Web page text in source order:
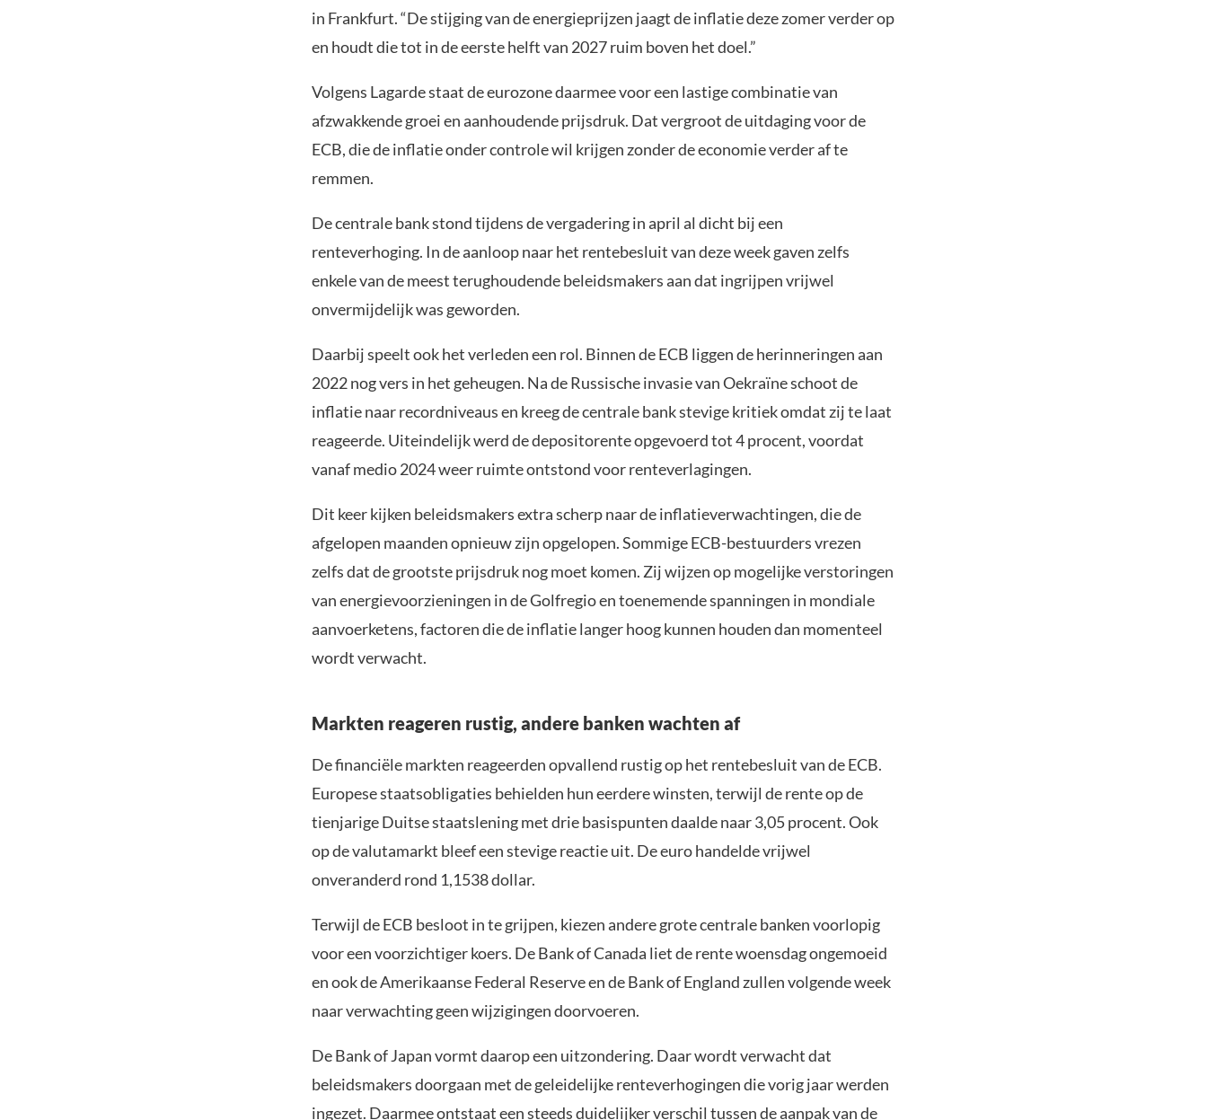
in Frankfurt. “De stijging van de energieprijzen jaagt de inflatie deze zomer verder op
en houdt die tot in de eerste helft van 2027 ruim boven het doel.”
Volgens Lagarde staat de eurozone daarmee voor een lastige combinatie van
afzwakkende groei en aanhoudende prijsdruk. Dat vergroot de uitdaging voor de
ECB, die de inflatie onder controle wil krijgen zonder de economie verder af te
remmen.
De centrale bank stond tijdens de vergadering in april al dicht bij een
renteverhoging. In de aanloop naar het rentebesluit van deze week gaven zelfs
enkele van de meest terughoudende beleidsmakers aan dat ingrijpen vrijwel
onvermijdelijk was geworden.
Daarbij speelt ook het verleden een rol. Binnen de ECB liggen de herinneringen aan
2022 nog vers in het geheugen. Na de Russische invasie van Oekraïne schoot de
inflatie naar recordniveaus en kreeg de centrale bank stevige kritiek omdat zij te laat
reageerde. Uiteindelijk werd de depositorente opgevoerd tot 4 procent, voordat
vanaf medio 2024 weer ruimte ontstond voor renteverlagingen.
Dit keer kijken beleidsmakers extra scherp naar de inflatieverwachtingen, die de
afgelopen maanden opnieuw zijn opgelopen. Sommige ECB-bestuurders vrezen
zelfs dat de grootste prijsdruk nog moet komen. Zij wijzen op mogelijke verstoringen
van energievoorzieningen in de Golfregio en toenemende spanningen in mondiale
aanvoerketens, factoren die de inflatie langer hoog kunnen houden dan momenteel
wordt verwacht.
Markten reageren rustig, andere banken wachten af
De financiële markten reageerden opvallend rustig op het rentebesluit van de ECB.
Europese staatsobligaties behielden hun eerdere winsten, terwijl de rente op de
tienjarige Duitse staatslening met drie basispunten daalde naar 3,05 procent. Ook
op de valutamarkt bleef een stevige reactie uit. De euro handelde vrijwel
onveranderd rond 1,1538 dollar.
Terwijl de ECB besloot in te grijpen, kiezen andere grote centrale banken voorlopig
voor een voorzichtiger koers. De Bank of Canada liet de rente woensdag ongemoeid
en ook de Amerikaanse Federal Reserve en de Bank of England zullen volgende week
naar verwachting geen wijzigingen doorvoeren.
De Bank of Japan vormt daarop een uitzondering. Daar wordt verwacht dat
beleidsmakers doorgaan met de geleidelijke renteverhogingen die vorig jaar werden
ingezet. Daarmee ontstaat een steeds duidelijker verschil tussen de aanpak van de